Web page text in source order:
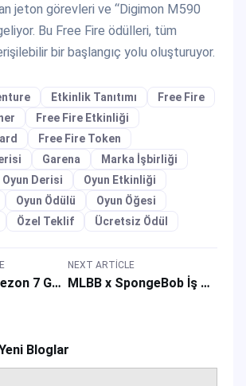
jeton görevleri ve “Digimon M590
Bu Free Fire ödülleri, tüm
bir başlangıç yolu oluşturuyor.
Etkinlik Tanıtımı
Free Fire
Free Fire Etkinliği
Free Fire Token
Garena
Marka İşbirliği
Oyun Derisi
Oyun Etkinliği
Oyun Ödülü
Oyun Öğesi
Özel Teklif Ücretsiz Ödül
Delta Force Sezon 7 Güncellemeleri: Yeni Operatör, Oyun Haritası ve Silahlar
NEXT ARTICLE
MLBB x SpongeBob İş Birliği: Ücretsiz Kahraman Kostümleri ve Özel Oyun Ödülleri Kazanın
Bloglar